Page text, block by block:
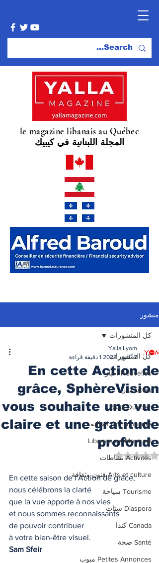
le magazine libanais au Québec
المجلة اللبنانية في كيبيك
منشور
كل المنشورات
Nouvelles أخبار
Villes مدن
Québec كيبيك
Communauté الجالية
Libanais de Montreal
Activités نشاطات
Arts et culture فنون وثقافة
Tourisme سياحة
Diaspora شتات
Canada كندا
Santé صحة
Petites Annonces مبوب
كل المنشورات
En cette Action de
grâce, SphèreVision
vous souhaite une vue
claire et une gratitude
profonde
Yalla Lyom
7 أكتوبر 2023
1 دقيقة قراءة
تم التقييم بـ ليس رقمًا من أصل 5 نجوم.
En cette saison de l'Action de grâce,
nous célébrons la clarté
que la vue apporte à nos vies
et nous sommes reconnaissants
de pouvoir contribuer
à votre bien-être visuel.
Sam Sfeir